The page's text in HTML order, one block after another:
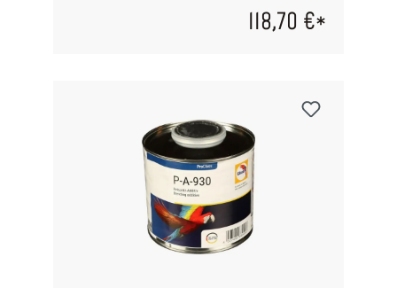
Stammmaterial. Genaue Verarbeitungshinweise
finden Sie im technischen Datenblatt des
118,70 €*